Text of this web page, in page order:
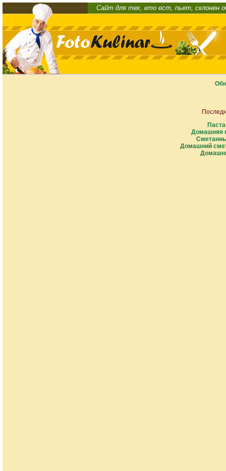
Сайт для тех, кто ест, пьет, склонен
Домашняя
Домашний